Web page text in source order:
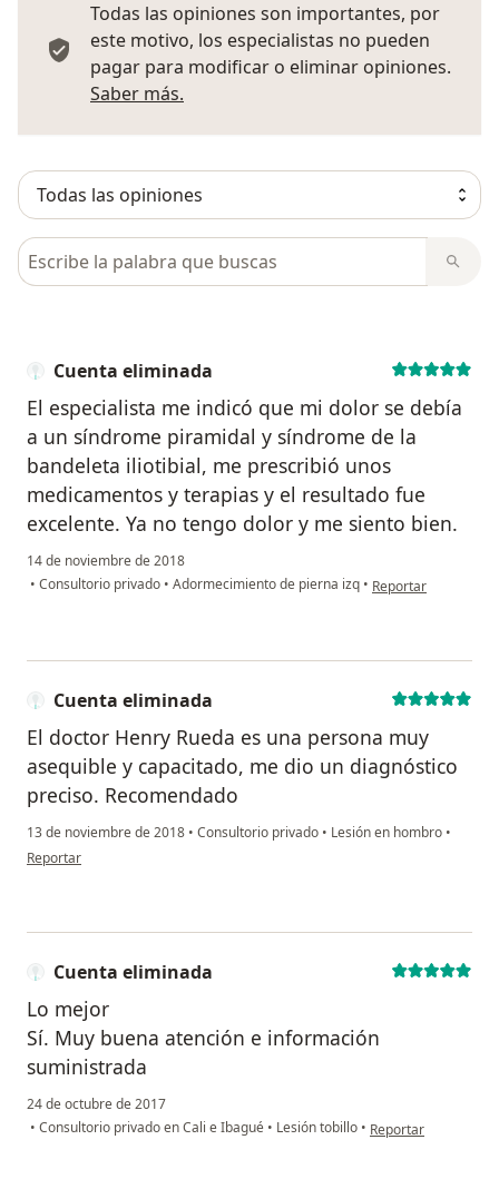
Todas las opiniones son importantes, por
este motivo, los especialistas no pueden
pagar para modificar o eliminar opiniones.
Saber más.
Busca en opiniones
Cuenta eliminada
El especialista me indicó que mi dolor se debía
a un síndrome piramidal y síndrome de la
bandeleta iliotibial, me prescribió unos
medicamentos y terapias y el resultado fue
excelente. Ya no tengo dolor y me siento bien.
14 de noviembre de 2018
• Consultorio privado • Adormecimiento de pierna izq • en opinión del
Reportar
Cuenta eliminada
El doctor Henry Rueda es una persona muy
asequible y capacitado, me dio un diagnóstico
preciso. Recomendado
13 de noviembre de 2018 • Consultorio privado • Lesión en hombro •
en opinión del usuario Cuenta eliminada
Reportar
Cuenta eliminada
Lo mejor
Sí. Muy buena atención e información
suministrada
24 de octubre de 2017
• Consultorio privado en Cali e Ibagué • Lesión tobillo • en opinión del
Reportar